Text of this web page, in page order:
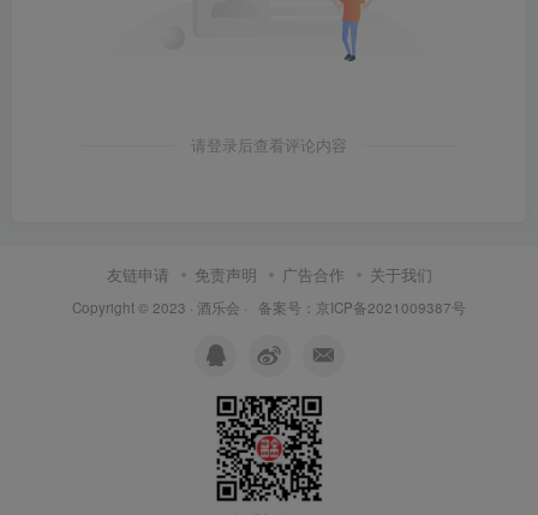
请登录后查看评论内容
友链申请 免责声明 广告合作 关于我们
Copyright © 2023 · 酒乐会 · 备案号：京ICP备2021009387号